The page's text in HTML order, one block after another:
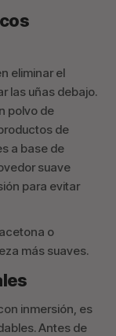
eliminar el
las uñas debajo.
polvo de
de
a base de
suave
para evitar
o
más suaves.
inmersión, es
Antes de